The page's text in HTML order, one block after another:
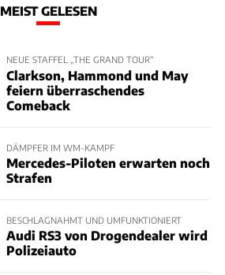
MEIST GELESEN
NEUE STAFFEL „THE GRAND TOUR“
Clarkson, Hammond und May
feiern überraschendes
Comeback
DÄMPFER IM WM-KAMPF
Mercedes-Piloten erwarten noch
Strafen
BESCHLAGNAHMT UND UMFUNKTIONIERT
Audi RS3 von Drogendealer wird
Polizeiauto